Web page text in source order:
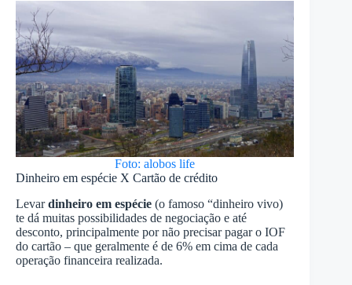
Foto: alobos life
Dinheiro em espécie X Cartão de crédito
Levardinheiro em espécie (o famoso “dinheiro vivo)
te dá muitas possibilidades de negociação e até
desconto, principalmente por não precisar pagar o IOF
do cartão – que geralmente é de 6% em cima de cada
operação financeira realizada.